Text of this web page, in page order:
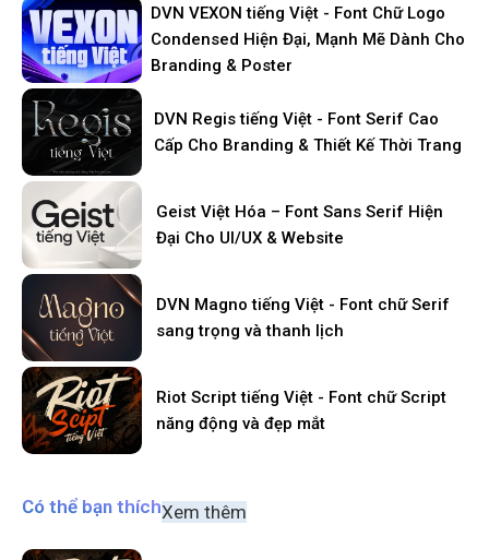
DVN VEXON tiếng Việt - Font Chữ Logo
Condensed Hiện Đại, Mạnh Mẽ Dành Cho
Branding & Poster
DVN Regis tiếng Việt - Font Serif Cao
Cấp Cho Branding & Thiết Kế Thời Trang
Geist Việt Hóa – Font Sans Serif Hiện
Đại Cho UI/UX & Website
DVN Magno tiếng Việt - Font chữ Serif
sang trọng và thanh lịch
Riot Script tiếng Việt - Font chữ Script
năng động và đẹp mắt
Có thể bạn thíchXem thêm